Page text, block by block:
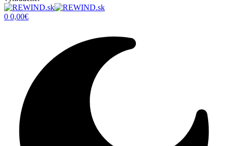
0 0,00€